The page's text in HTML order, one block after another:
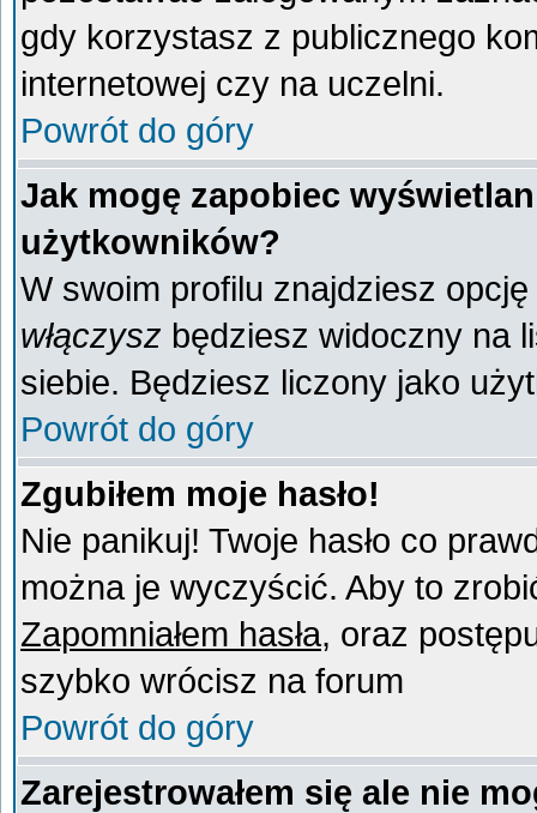
gdy korzystasz z publicznego
internetowej czy na uczelni.
Powrót do góry
Jak mogę zapobiec
użytkowników?
W swoim profilu znajdziesz opcję
włączysz będziesz widoczny na
siebie. Będziesz liczony jako
Powrót do góry
Zgubiłem moje hasło!
Nie panikuj! Twoje hasło co
można je wyczyścić. Aby to
Zapomniałem hasła, oraz
szybko wrócisz na forum
Powrót do góry
Zarejestrowałem się ale nie